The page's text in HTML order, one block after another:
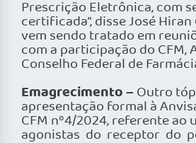
Prescrição Eletrônica, com
certificada”, disse José Hiran
vem sendo tratado em
com a participação do CFM,
Conselho Federal de
Emagrecimento –Outro
apresentação formal à
CFM nº4/2024, referente ao
agonistas do receptor do